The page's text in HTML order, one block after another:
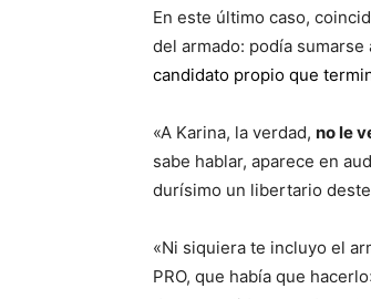
En este último caso,
del armado: podía
candidato propio que
«A Karina, la verdad, no le
sabe hablar, aparece en
durísimo un libertario
«Ni siquiera te incluyo el
PRO, que había que